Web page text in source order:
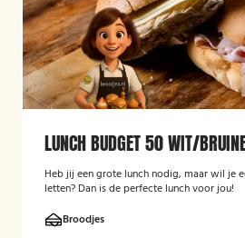
LUNCH BUDGET 50 WIT/
Heb jij een grote lunch nodig, maar wil je
letten? Dan is de perfecte lunch voor jou!
Broodjes